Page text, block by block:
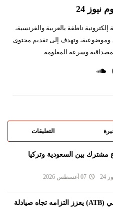
24
ناطقة بالعربية والفرنسية،
وموضوعية، وتهدف إلى تقديم محتوى
وسرعة المعلومة.
التعليقات
مشترك بين السعودية وتركيا
07 أغسطس 2026
بنك تونس العربي (ATB) يعزز التزامه تجاه صيادلة